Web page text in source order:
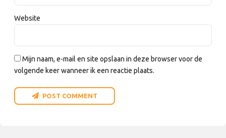
Website
Mijn naam, e-mail en site opslaan in deze browser voor de
volgende keer wanneer ik een reactie plaats.
POST COMMENT